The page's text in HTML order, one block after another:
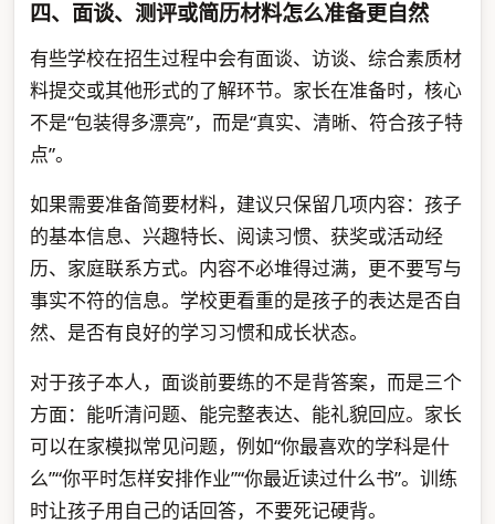
四、面谈、测评或简历材料怎么准备更自然
有些学校在招生过程中会有面谈、访谈、综合素质材
料提交或其他形式的了解环节。家长在准备时，核心
不是“包装得多漂亮”，而是“真实、清晰、符合孩子特
点”。
如果需要准备简要材料，建议只保留几项内容：孩子
的基本信息、兴趣特长、阅读习惯、获奖或活动经
历、家庭联系方式。内容不必堆得过满，更不要写与
事实不符的信息。学校更看重的是孩子的表达是否自
然、是否有良好的学习习惯和成长状态。
对于孩子本人，面谈前要练的不是背答案，而是三个
方面：能听清问题、能完整表达、能礼貌回应。家长
可以在家模拟常见问题，例如“你最喜欢的学科是什
么”“你平时怎样安排作业”“你最近读过什么书”。训练
时让孩子用自己的话回答，不要死记硬背。